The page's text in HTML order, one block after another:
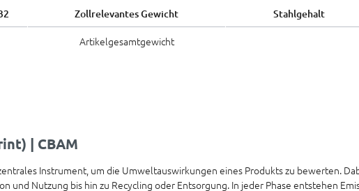
Zollrelevantes Gewicht Stahlgehalt
Artikelgesamtgewicht
| CBAM
Instrument, um die Umweltauswirkungen eines Produkts zu bewerten.
und Nutzung bis hin zu Recycling oder Entsorgung. In jeder Phase entstehen